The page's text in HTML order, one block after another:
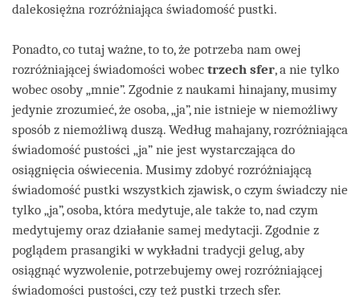
dalekosiężna rozróżniająca świadomość pustki.
Ponadto, co tutaj ważne, to to, że potrzeba nam owej
rozróżniającej świadomości wobec trzech sfer, a nie tylko
wobec osoby „mnie”. Zgodnie z naukami hinajany, musimy
jedynie zrozumieć, że osoba, „ja”, nie istnieje w niemożliwy
sposób z niemożliwą duszą. Według mahajany, rozróżniająca
świadomość pustości „ja” nie jest wystarczająca do
osiągnięcia oświecenia. Musimy zdobyć rozróżniającą
świadomość pustki wszystkich zjawisk, o czym świadczy nie
tylko „ja”, osoba, która medytuje, ale także to, nad czym
medytujemy oraz działanie samej medytacji. Zgodnie z
poglądem prasangiki w wykładni tradycji gelug, aby
osiągnąć wyzwolenie, potrzebujemy owej rozróżniającej
świadomości pustości, czy też pustki trzech sfer.